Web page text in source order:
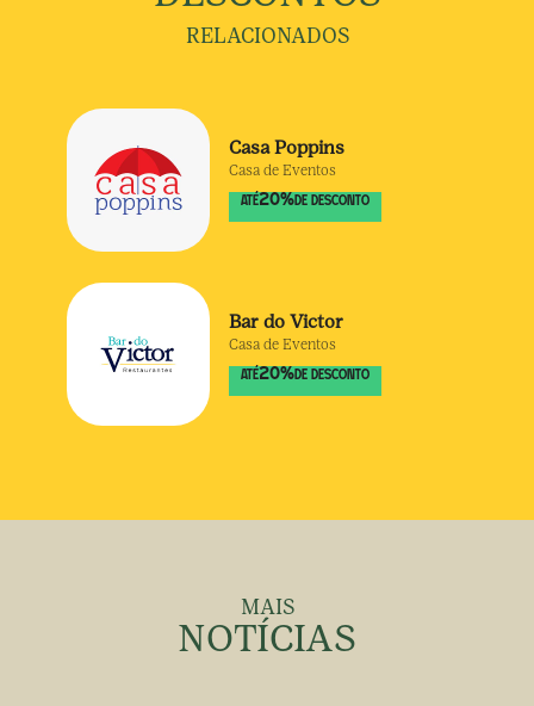
RELACIONADOS
Casa Poppins
Casa de Eventos
ATÉ20% DE DESCONTO
Bar do Victor
Casa de Eventos
ATÉ20% DE DESCONTO
MAIS
NOTÍCIAS